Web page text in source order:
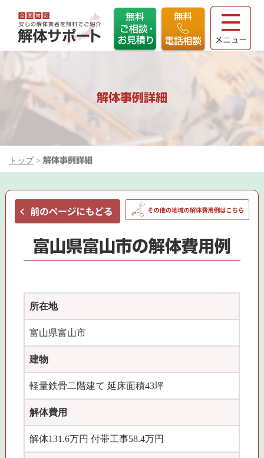
解体事例詳細
トップ > 解体事例詳細
富山県富山市の解体費用例
所在地
富山県富山市
建物
軽量鉄骨二階建て 延床面積43坪
解体費用
解体131.6万円 付帯工事58.4万円